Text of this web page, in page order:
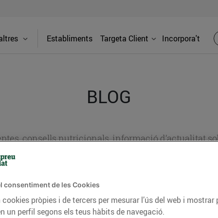
Establiments Targeta Client Incorpora't
BLOG
consells nutricionals, informació d’actualitat
CONSELLS I HÀBITS SALUDABLES ENERGIA
consentiment de les Cookies
pròpies i de tercers per mesurar l’ús del web i
un perfil segons els teus hàbits de navegació.